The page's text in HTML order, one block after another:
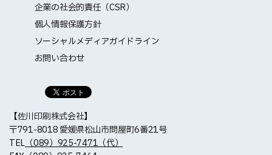
企業の社会的責任（CSR）
個人情報保護方針
ソーシャルメディアガイドライン
お問い合わせ
【佐川印刷株式会社】
〒791-8018 愛媛県松山市問屋町6番21号
TEL （089）925-7471（代）